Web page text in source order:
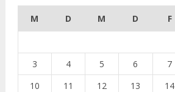
M D M D F
3
4 5 6 7
10
11 12 13 14